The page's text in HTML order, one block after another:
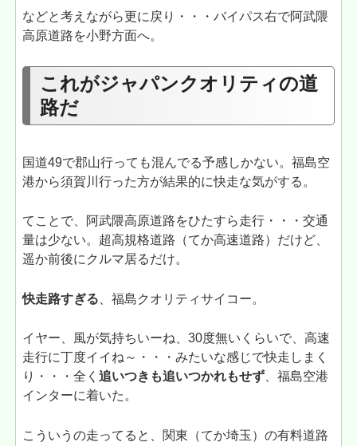
などと考えながら更に戻り・・・バイパス右で阿武隈
高原道路を小野方面へ。
これがジャパンクオリティの道
路だ
国道49で郡山行っても混んでる予感しかない。福島空
港から須賀川行った方が結果的に快走な気がする。
てことで、阿武隈高原道路をひたすら走行・・・交通
量は少ない。超高規格道路（てか高速道路）だけど、
遥か前後にクルマ居るだけ。
快走路すぎる 、福島クオリティサイコー。
イヤー、風が気持ちいーね、30度無いくらいで、高速
走行に丁度イイね～・・・みたいな感じで快走しまく
り・・・全く追いつきも追いつかれもせず 、福島空港
インターに着いた。
こういうの走ってると、関東（てか埼玉）の有料道路